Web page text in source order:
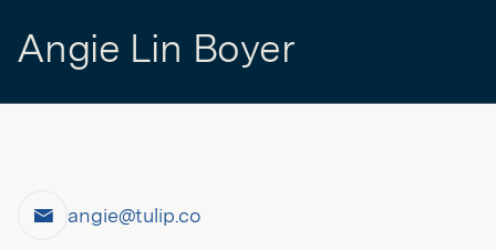
Angie Lin Boyer
E-
angie@tulip.co